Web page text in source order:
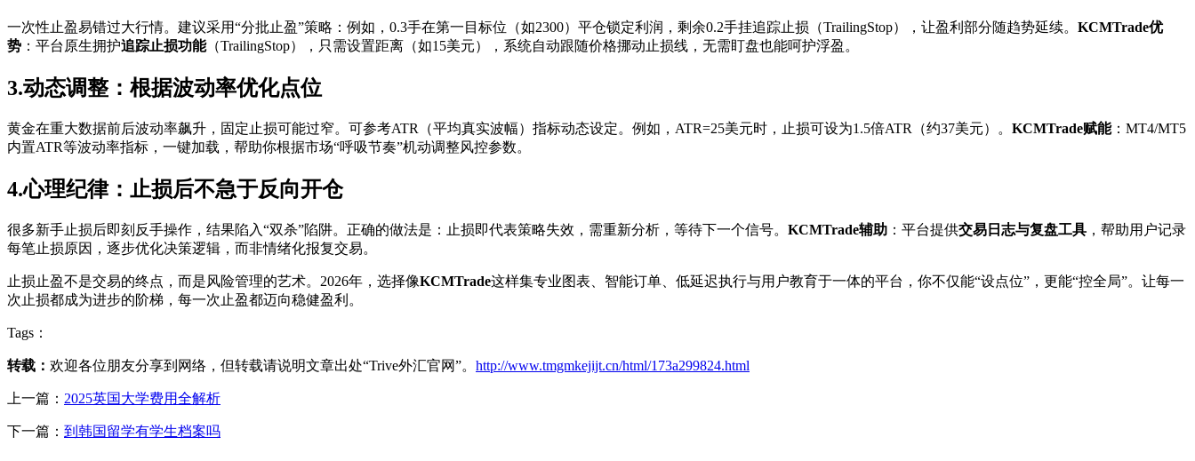
一次性止盈易错过大行情。建议采用“分批止盈”策略：例如，0.3手在第一目标位（如2300）平仓锁定利润，剩余0.2手挂追踪止损（TrailingStop），让盈利部分随趋势延续。 KCMTrade优
势 ：平台原生拥护追踪止损功能（TrailingStop），只需设置距离（如15美元），系统自动跟随价格挪动止损线，无需盯盘也能呵护浮盈。
3.动态调整：根据波动率优化点位
黄金在重大数据前后波动率飙升，固定止损可能过窄。可参考ATR（平均真实波幅）指标动态设定。例如，ATR=25美元时，止损可设为1.5倍ATR（约37美元）。 KCMTrade赋能：MT4/MT5
内置ATR等波动率指标，一键加载，帮助你根据市场“呼吸节奏”机动调整风控参数。
4.心理纪律：止损后不急于反向开仓
很多新手止损后即刻反手操作，结果陷入“双杀”陷阱。正确的做法是：止损即代表策略失效，需重新分析，等待下一个信号。 KCMTrade辅助 ：平台提供交易日志与复盘工具 ，帮助用户记录
每笔止损原因，逐步优化决策逻辑，而非情绪化报复交易。
止损止盈不是交易的终点，而是风险管理的艺术。2026年，选择像KCMTrade这样集专业图表、智能订单、低延迟执行与用户教育于一体的平台，你不仅能“设点位”，更能“控全局”。让每一
次止损都成为进步的阶梯，每一次止盈都迈向稳健盈利。
Tags：
转载： 欢迎各位朋友分享到网络，但转载请说明文章出处“Trive外汇官网”。 http://www.tmgmkejijt.cn/html/173a299824.html
上一篇： 2025英国大学费用全解析
下一篇： 到韩国留学有学生档案吗